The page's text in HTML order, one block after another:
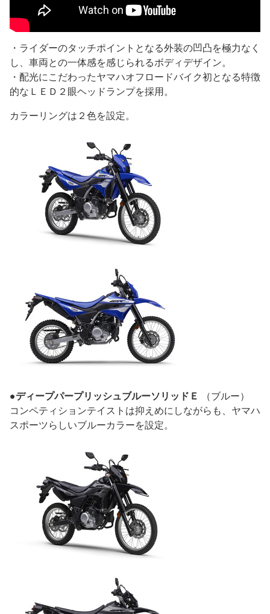
・ライダーのタッチポイントとなる外装の凹凸を極力なく
し、車両との一体感を感じられるボディデザイン。
・配光にこだわったヤマハオフロードバイク初となる特徴
的なＬＥＤ２眼ヘッドランプを採用。
カラーリングは２色を設定。
●ディープパープリッシュブルーソリッドＥ
（ブルー）
コンペティションテイストは抑えめにしながらも、ヤマハ
スポーツらしいブルーカラーを設定。